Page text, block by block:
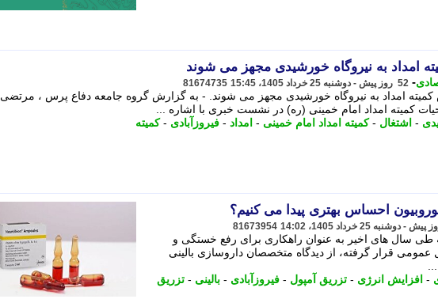
- 52 روز پیش - دوشنبه 25 خرداد 1405، 15:45 81674735
کمیته امداد به نیروگاه خورشیدی مجهز می شوند. - به گزارش گروه جامعه دفاع پرس ، مرتضی
حیات کمیته امداد امام خمینی (ره) در نشست خبری با اشاره ...
- اشتغال -کمیته امداد امام خمینی - امداد - فیروزآبادی -کمیته
احساس بهتری پیدا می کنیم؟
81673954
طی سال های اخیر به عنوان راهکاری برای رفع خستگی و
عمومی قرار گرفته، از دیدگاه متخصصان داروسازی بالینی
- افزایش انرژی - تزریق آمپول - فیروزآبادی - بالینی - تزریق